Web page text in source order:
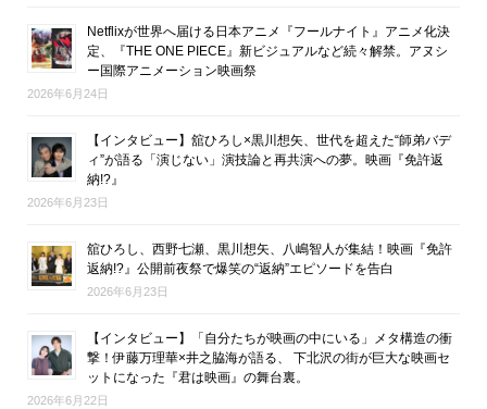
Netflixが世界へ届ける日本アニメ『フールナイト』アニメ化決
定、『THE ONE PIECE』新ビジュアルなど続々解禁。アヌシ
ー国際アニメーション映画祭
2026年6月24日
【インタビュー】舘ひろし×黒川想矢、世代を超えた“師弟バデ
ィ”が語る「演じない」演技論と再共演への夢。映画『免許返
納!?』
2026年6月23日
舘ひろし、西野七瀬、黒川想矢、八嶋智人が集結！映画『免許
返納!?』公開前夜祭で爆笑の“返納”エピソードを告白
2026年6月23日
【インタビュー】「自分たちが映画の中にいる」メタ構造の衝
撃！伊藤万理華×井之脇海が語る、 下北沢の街が巨大な映画セ
ットになった『君は映画』の舞台裏。
2026年6月22日